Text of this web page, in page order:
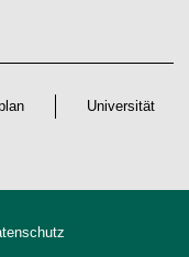
Universität